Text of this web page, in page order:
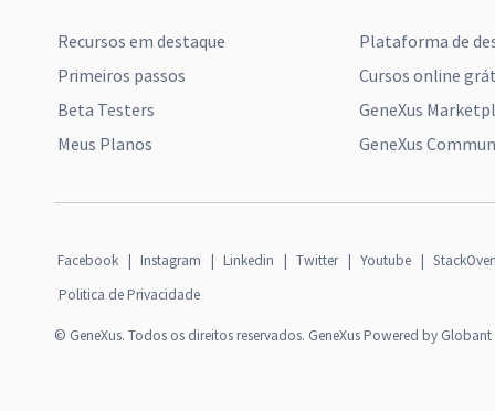
Recursos em destaque
Primeiros passos
Beta Testers
Meus Planos
Plataforma de
Cursos online
GeneXus
GeneXus
Facebook | Instagram | Linkedin | Twitter | Youtube |
Politica de Privacidade
© GeneXus. Todos os direitos reservados. GeneXus Powered by Globant